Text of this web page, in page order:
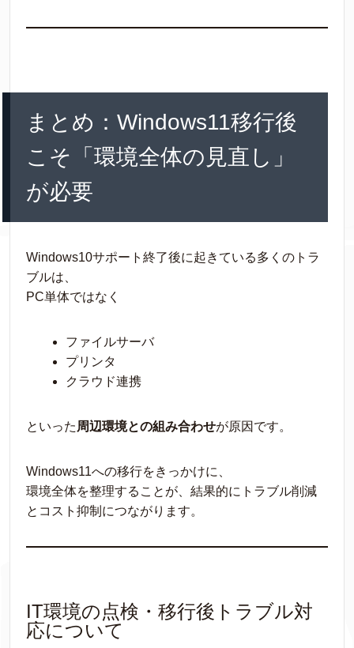
まとめ：Windows11移行後
こそ「環境全体の見直し」
が必要
Windows10サポート終了後に起きている多くのトラ
ブルは、
PC単体ではなく
ファイルサーバ
プリンタ
クラウド連携
といった 周辺環境との組み合わせが原因です。
Windows11への移行をきっかけに、
環境全体を整理することが、結果的にトラブル削減
とコスト抑制につながります。
IT環境の点検・移行後トラブル対
応について